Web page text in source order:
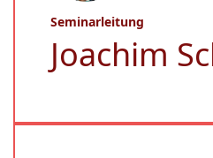
Seminarleitung
Joachim